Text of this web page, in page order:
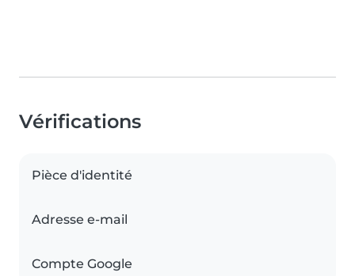
Vérifications
Pièce d'identité
Adresse e-mail
Compte Google